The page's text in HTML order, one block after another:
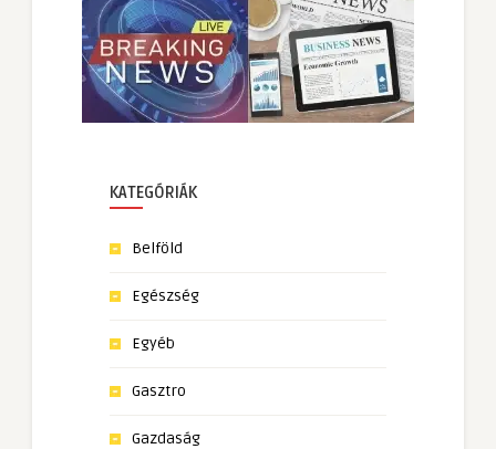
KATEGÓRIÁK
Belföld
Egészség
Egyéb
Gasztro
Gazdaság